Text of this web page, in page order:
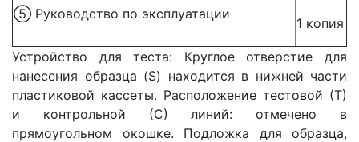
⑤ Руководство по эксплуатации
1 копия
Устройство для теста: Круглое отверстие для
нанесения образца (S) находится в нижней части
пластиковой кассеты. Расположение тестовой (Т)
и контрольной (С) линий: отмечено в
прямоугольном окошке. Подложка для образца,